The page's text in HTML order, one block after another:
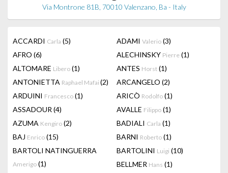
Via Montrone 81B, 70010 Valenzano, Ba - Italy
ACCARDI Carla (5) ADAMI Valerio (3)
AFRO (6) ALECHINSKY Pierre (1)
ALTOMARE Libero (1) ANTES Horst (1)
ANTONIETTA Raphael Mafai (2) ARCANGELO (2)
ARDUINI Francesco (1) ARICÒ Rodolfo (1)
ASSADOUR (4) AVALLE Filippo (1)
AZUMA Kengiro (2) BADIALI Carla (1)
BAJ Enrico (15) BARNI Roberto (1)
BARTOLI NATINGUERRA
Amerigo (1)
BARTOLINI Luigi (10)
BELLMER Hans (1)